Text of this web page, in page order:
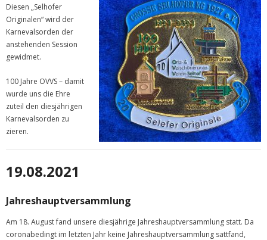
Diesen „Selhofer
Originalen“ wird der
Karnevalsorden der
anstehenden Session
gewidmet.
100 Jahre OVVS – damit
wurde uns die Ehre
zuteil den diesjährigen
Karnevalsorden zu
zieren.
19.08.2021
Jahreshauptversammlung
Am 18. August fand unsere diesjährige Jahreshauptversammlung statt. Da
coronabedingt im letzten Jahr keine Jahreshauptversammlung sattfand,